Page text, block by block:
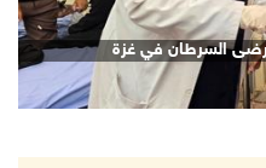
في "اتحاد الك ...
شرق بيت لحم
السرطان في غزة